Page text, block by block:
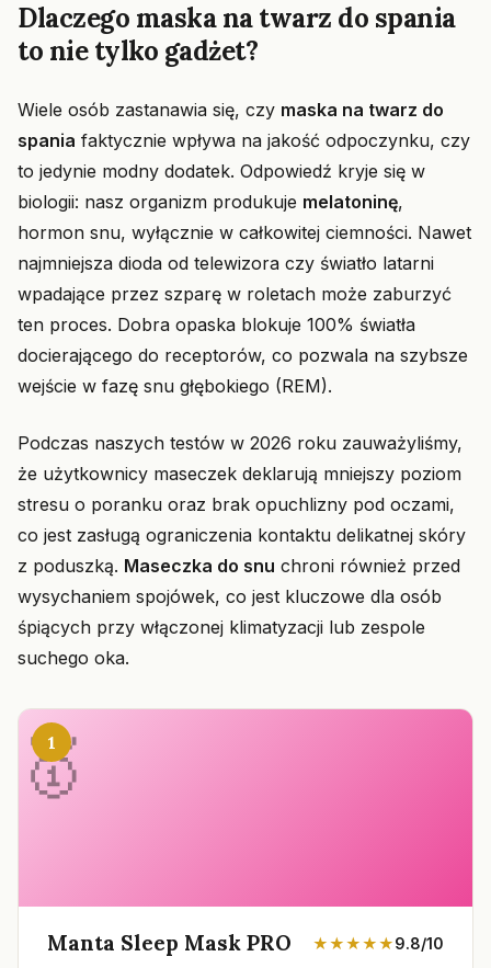
Dlaczego maska na twarz do spania
to nie tylko gadżet?
Wiele osób zastanawia się, czy maska na twarz do
spania faktycznie wpływa na jakość odpoczynku, czy
to jedynie modny dodatek. Odpowiedź kryje się w
biologii: nasz organizm produkuje melatoninę,
hormon snu, wyłącznie w całkowitej ciemności. Nawet
najmniejsza dioda od telewizora czy światło latarni
wpadające przez szparę w roletach może zaburzyć
ten proces. Dobra opaska blokuje 100% światła
docierającego do receptorów, co pozwala na szybsze
wejście w fazę snu głębokiego (REM).
Podczas naszych testów w 2026 roku zauważyliśmy,
że użytkownicy maseczek deklarują mniejszy poziom
stresu o poranku oraz brak opuchlizny pod oczami,
co jest zasługą ograniczenia kontaktu delikatnej skóry
z poduszką. Maseczka do snu chroni również przed
wysychaniem spojówek, co jest kluczowe dla osób
śpiących przy włączonej klimatyzacji lub zespole
suchego oka.
1
Manta Sleep Mask PRO ★★★★★9.8/10